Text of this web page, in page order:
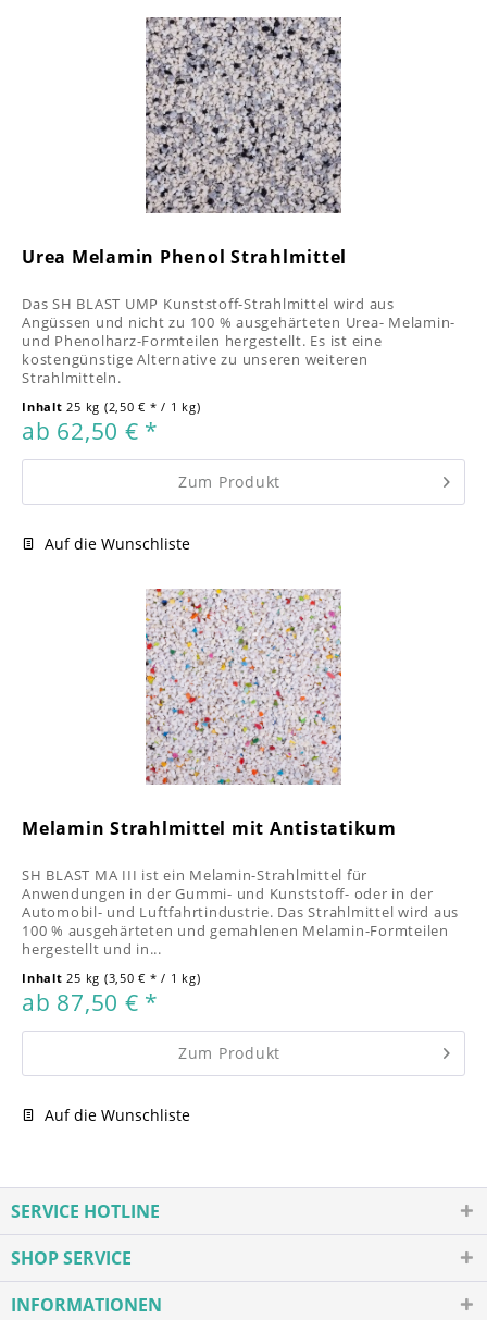
Urea Melamin Phenol Strahlmittel
Das SH BLAST UMP Kunststoff-Strahlmittel wird aus
Angüssen und nicht zu 100 % ausgehärteten Urea- Melamin-
und Phenolharz-Formteilen hergestellt. Es ist eine
kostengünstige Alternative zu unseren weiteren
Strahlmitteln.
Inhalt25 kg (2,50 € * / 1 kg)
ab 62,50 € *
Zum Produkt
Auf die Wunschliste
Melamin Strahlmittel mit Antistatikum
SH BLAST MA III ist ein Melamin-Strahlmittel für
Anwendungen in der Gummi- und Kunststoff- oder in der
Automobil- und Luftfahrtindustrie. Das Strahlmittel wird aus
100 % ausgehärteten und gemahlenen Melamin-Formteilen
hergestellt und in...
Inhalt 25 kg (3,50 € * / 1 kg)
ab 87,50 € *
Zum Produkt
Auf die Wunschliste
SERVICE HOTLINE
SHOP SERVICE
INFORMATIONEN